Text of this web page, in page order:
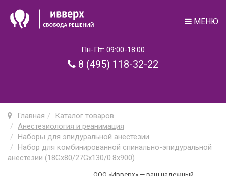
МЕНЮ
Пн-Пт: 09:00-18:00
8 (495) 118-32-22
Главная
Каталог товаров
Анестезиология и реанимация
Наборы для эпидуральной анестезии
Набор для комбинированной спинально-эпидуральной
анестезии (18Gx80/27Gх130/0.8х900)